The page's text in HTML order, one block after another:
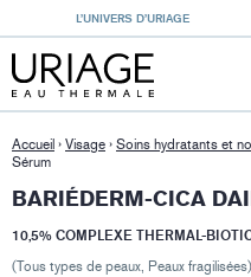
L’UNIVERS D’URIAGE
Accueil › Visage › Soins hydratants et
Sérum
BARIÉDERM-CICA
10,5% COMPLEXE THERMAL-
(Tous types de peaux, Peaux fragilisées)